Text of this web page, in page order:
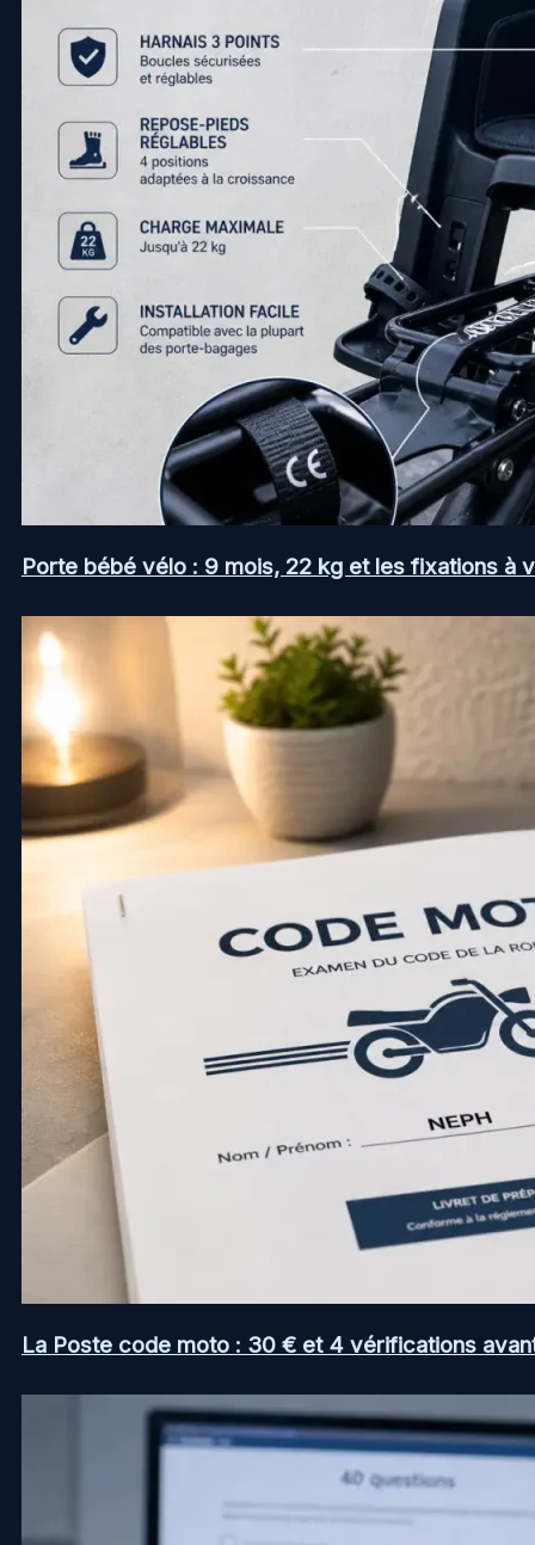
Porte bébé vélo : 9 mois, 22 kg et les fixations à
La Poste code moto : 30 € et 4 vérifications